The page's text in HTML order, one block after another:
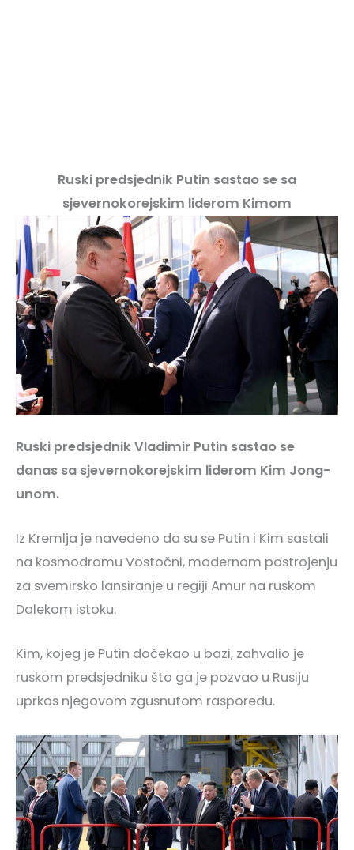
Ruski predsjednik Putin sastao se sa
sjevernokorejskim liderom Kimom
Ruski predsjednik Vladimir Putin sastao se
danas sa sjevernokorejskim liderom Kim Jong-
unom.
Iz Kremlja je navedeno da su se Putin i Kim sastali
na kosmodromu Vostočni, modernom postrojenju
za svemirsko lansiranje u regiji Amur na ruskom
Dalekom istoku.
Kim, kojeg je Putin dočekao u bazi, zahvalio je
ruskom predsjedniku što ga je pozvao u Rusiju
uprkos njegovom zgusnutom rasporedu.